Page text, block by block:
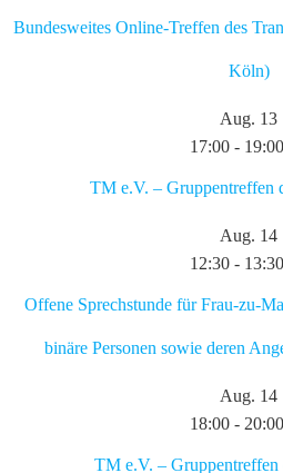
Bundesweites Online-Treffen des
Köln)
Aug. 13
17:00- 19:00
TM e.V. – Gruppentreffen
Aug. 14
12:30- 13:30
Offene Sprechstunde für Frau-zu-
binäre Personen sowie deren
Aug. 14
18:00- 20:00
TM e.V. –